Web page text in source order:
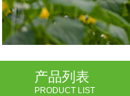
产品列表
PRODUCT LIST